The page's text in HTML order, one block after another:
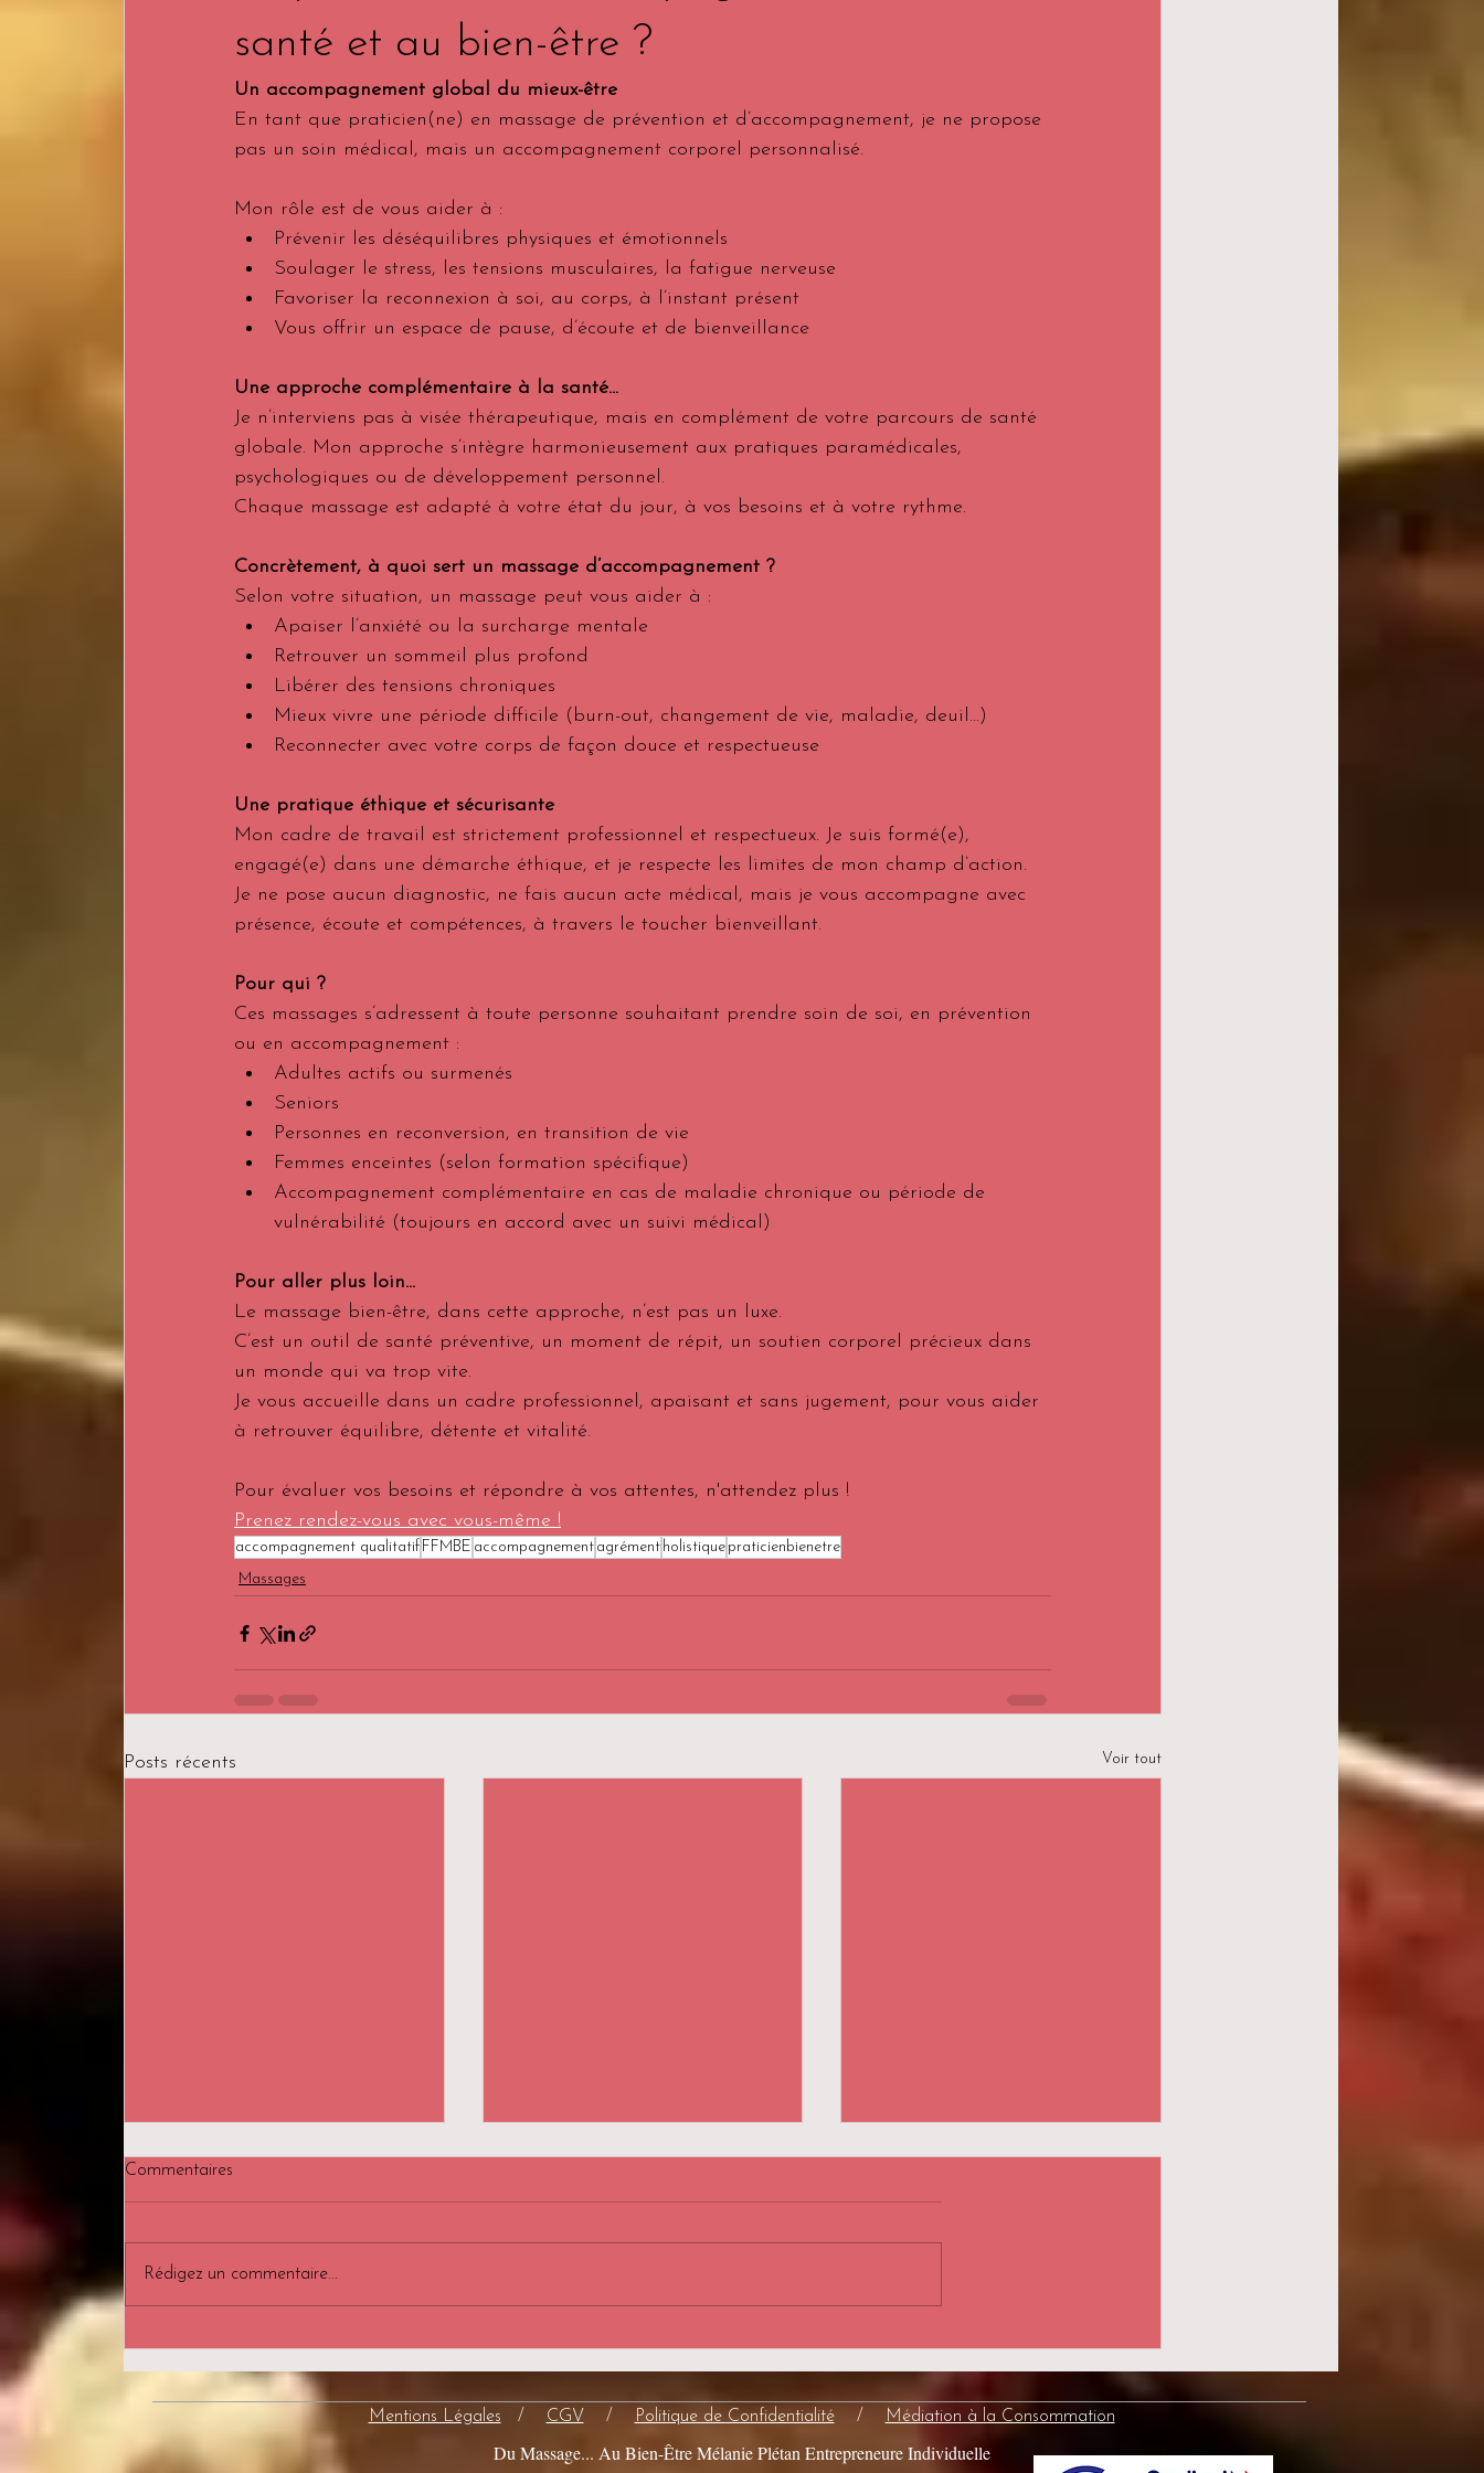
santé et au bien-être ?
Un accompagnement global du mieux-être
En tant que praticien(ne) en massage de prévention et d’accompagnement, je ne propose
pas un soin médical, mais un accompagnement corporel personnalisé.
Mon rôle est de vous aider à :
Prévenir les déséquilibres physiques et émotionnels
Soulager le stress, les tensions musculaires, la fatigue nerveuse
Favoriser la reconnexion à soi, au corps, à l’instant présent
Vous offrir un espace de pause, d’écoute et de bienveillance
Une approche complémentaire à la santé...
Je n’interviens pas à visée thérapeutique, mais en complément de votre parcours de santé
globale. Mon approche s’intègre harmonieusement aux pratiques paramédicales,
psychologiques ou de développement personnel.
Chaque massage est adapté à votre état du jour, à vos besoins et à votre rythme.
Concrètement, à quoi sert un massage d’accompagnement ?
Selon votre situation, un massage peut vous aider à :
Apaiser l’anxiété ou la surcharge mentale
Retrouver un sommeil plus profond
Libérer des tensions chroniques
Mieux vivre une période difficile (burn-out, changement de vie, maladie, deuil…)
Reconnecter avec votre corps de façon douce et respectueuse
Une pratique éthique et sécurisante
Mon cadre de travail est strictement professionnel et respectueux. Je suis formé(e),
engagé(e) dans une démarche éthique, et je respecte les limites de mon champ d’action.
Je ne pose aucun diagnostic, ne fais aucun acte médical, mais je vous accompagne avec
présence, écoute et compétences, à travers le toucher bienveillant.
Pour qui ?
Ces massages s’adressent à toute personne souhaitant prendre soin de soi, en prévention
ou en accompagnement :
Adultes actifs ou surmenés
Seniors
Personnes en reconversion, en transition de vie
Femmes enceintes (selon formation spécifique)
Accompagnement complémentaire en cas de maladie chronique ou période de
vulnérabilité (toujours en accord avec un suivi médical)
Pour aller plus loin...
Le massage bien-être, dans cette approche, n’est pas un luxe.
C’est un outil de santé préventive, un moment de répit, un soutien corporel précieux dans
un monde qui va trop vite.
Je vous accueille dans un cadre professionnel, apaisant et sans jugement, pour vous aider
à retrouver équilibre, détente et vitalité.
Pour évaluer vos besoins et répondre à vos attentes, n'attendez plus !
Prenez rendez-vous avec vous-même !
accompagnement qualitatif FFMBE accompagnement agrément holistique praticienbienetre
Massages
Posts récents Voir tout
Commentaires
Rédigez un commentaire...
Du Massage... Au Bien-Être Mélanie Plétan Entrepreneure Individuelle
Mentions Légales / CGV / Politique de Confidentialité/ Médiation à la Consommation